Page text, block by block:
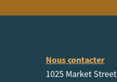
Nous contacter
1025 Market Street